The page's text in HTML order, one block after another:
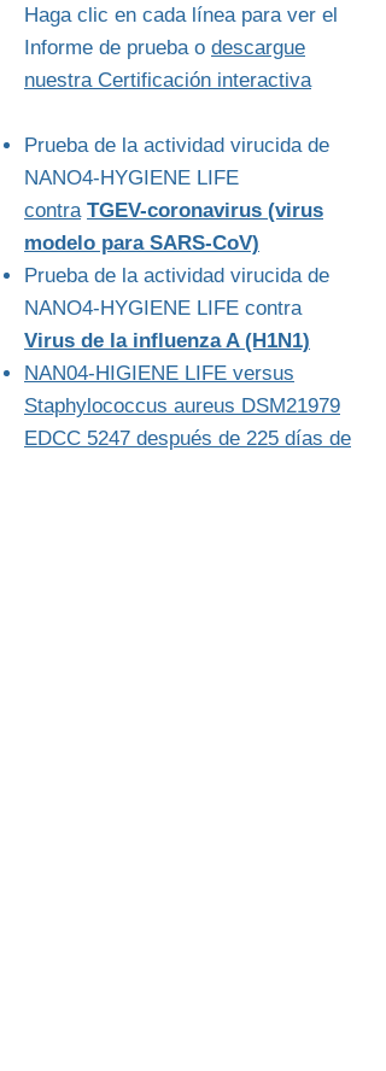
Haga clic en cada línea para ver el
Informe de prueba o descargue
nuestra Certificación interactiva
Prueba de la actividad virucida de
NANO4-HYGIENE LIFE
contra TGEV-coronavirus (virus
modelo para SARS-CoV)
Prueba de la actividad virucida de
NANO4-HYGIENE LIFE contra
Virus de la influenza A (H1N1)
NAN04-HIGIENE LIFE versus
Staphylococcus aureus DSM21979
EDCC 5247 después de 225 días de